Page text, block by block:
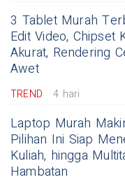
3 Tablet Murah
Edit Video, Chipset
Akurat, Rendering
Awet
TREND 4 hari
Laptop Murah
Pilihan Ini Siap
Kuliah, hingga
Hambatan